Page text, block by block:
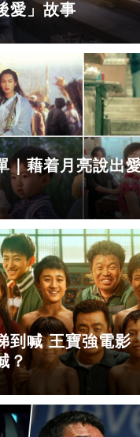
愛」故事
｜藉着月亮說出
到喊 王寶強電影
？